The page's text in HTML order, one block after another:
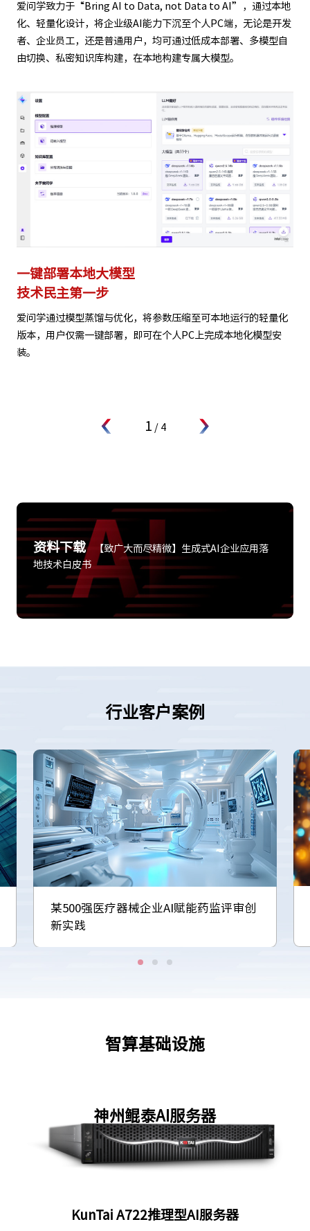
爱问学致力于“Bring AI to Data, not Data to AI”，通过本地
化、轻量化设计，将企业级AI能力下沉至个人PC端，无论是开发
者、企业员工，还是普通用户，均可通过低成本部署、多模型自
由切换、私密知识库构建，在本地构建专属大模型。
一键部署本地大模型
技术民主第一步
爱问学通过模型蒸馏与优化，将参数压缩至可本地运行的轻量化
版本，用户仅需一键部署，即可在个人PC上完成本地化模型安
装。
1 / 4
资料下载
【致广大而尽精微】生成式AI企业应用落
地技术白皮书
行业客户案例
某500强医疗器械企业AI赋能药监评审创
新实践
智算基础设施
神州鲲泰AI服务器
KunTai A722推理型AI服务器